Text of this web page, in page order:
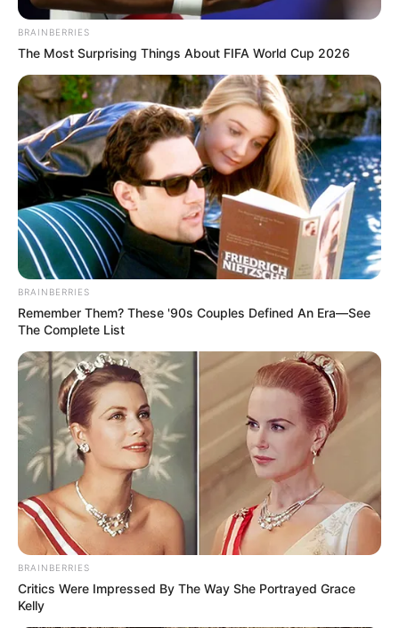
BRAINBERRIES
The Most Surprising Things About FIFA World Cup 2026
BRAINBERRIES
Remember Them? These '90s Couples Defined An Era—See
The Complete List
BRAINBERRIES
Critics Were Impressed By The Way She Portrayed Grace
Kelly